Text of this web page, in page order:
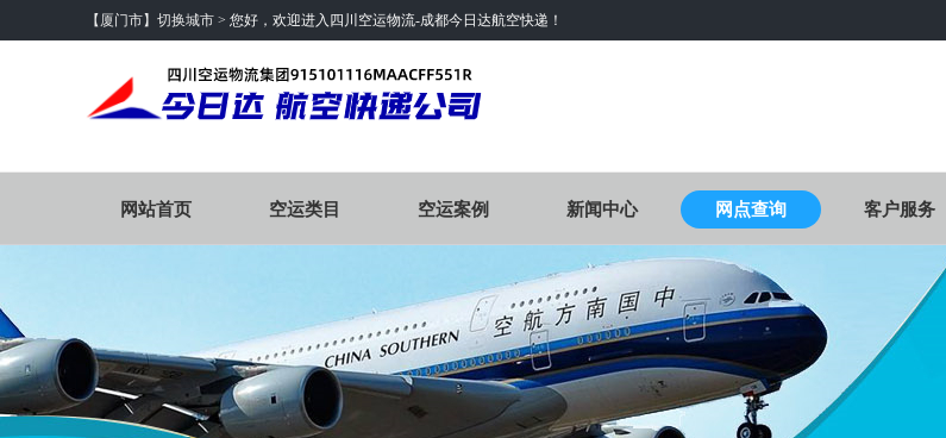
【厦门市】切换城市 > 您好，欢迎进入四川空运物流-成都今日达航空快递！
网站首页 空运类目 空运案例 新闻中心 网点查询 客户服务